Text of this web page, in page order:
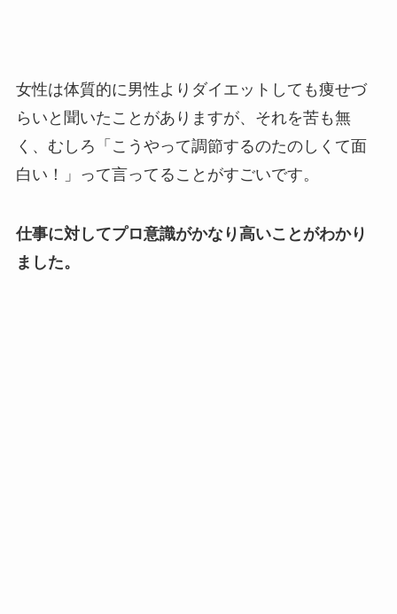
女性は体質的に男性よりダイエットしても痩せづ
らいと聞いたことがありますが、それを苦も無
く、むしろ「 こうやって調節するのたのしくて面
白い！
」って言ってることがすごいです。
仕事に対してプロ意識がかなり高いことがわかり
ました。